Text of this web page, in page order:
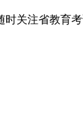
关注省教育